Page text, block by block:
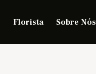
Florista Sobre Nós